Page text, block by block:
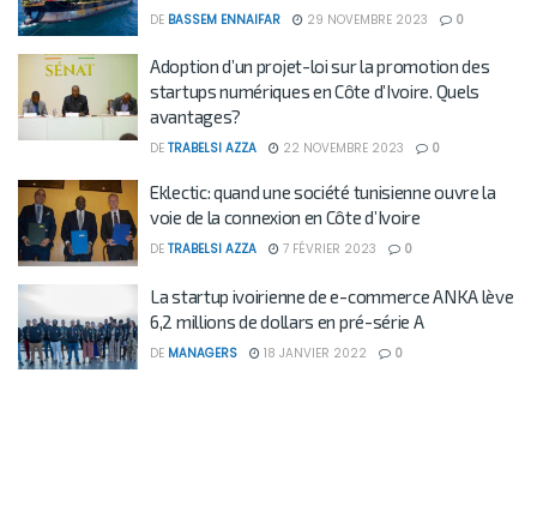
DE BASSEM ENNAIFAR 29 NOVEMBRE 2023 0
Adoption d’un projet-loi sur la promotion des
startups numériques en Côte d’Ivoire. Quels
avantages?
DE TRABELSI AZZA 22 NOVEMBRE 2023 0
Eklectic: quand une société tunisienne ouvre la
voie de la connexion en Côte d’Ivoire
DE TRABELSI AZZA 7 FÉVRIER 2023 0
La startup ivoirienne de e-commerce ANKA lève
6,2 millions de dollars en pré-série A
DE MANAGERS 18 JANVIER 2022 0